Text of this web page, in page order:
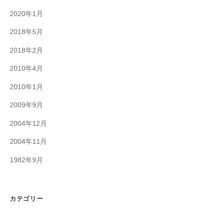
2020年1月
2018年5月
2018年2月
2010年4月
2010年1月
2009年9月
2004年12月
2004年11月
1982年9月
カテゴリー